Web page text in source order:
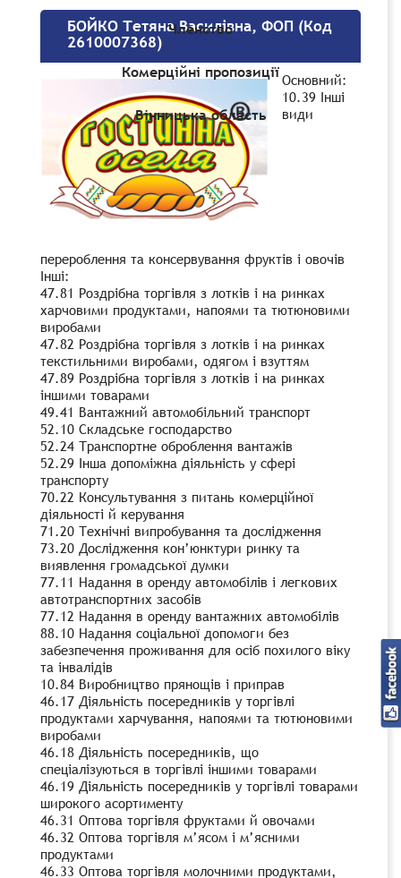
Членство
Комерційні пропозиції
Вінницька область
БОЙКО Тетяна Василівна, ФОП (Код
2610007368)
Основний:
10.39 Інші
види
перероблення та консервування фруктів і овочів
Інші:
47.81 Роздрібна торгівля з лотків і на ринках
харчовими продуктами, напоями та тютюновими
виробами
47.82 Роздрібна торгівля з лотків і на ринках
текстильними виробами, одягом і взуттям
47.89 Роздрібна торгівля з лотків і на ринках
іншими товарами
49.41 Вантажний автомобільний транспорт
52.10 Складське господарство
52.24 Транспортне оброблення вантажів
52.29 Інша допоміжна діяльність у сфері
транспорту
70.22 Консультування з питань комерційної
діяльності й керування
71.20 Технічні випробування та дослідження
73.20 Дослідження кон’юнктури ринку та
виявлення громадської думки
77.11 Надання в оренду автомобілів і легкових
автотранспортних засобів
77.12 Надання в оренду вантажних автомобілів
88.10 Надання соціальної допомоги без
забезпечення проживання для осіб похилого віку
та інвалідів
10.84 Виробництво прянощів і приправ
46.17 Діяльність посередників у торгівлі
продуктами харчування, напоями та тютюновими
виробами
46.18 Діяльність посередників, що
спеціалізуються в торгівлі іншими товарами
46.19 Діяльність посередників у торгівлі товарами
широкого асортименту
46.31 Оптова торгівля фруктами й овочами
46.32 Оптова торгівля м’ясом і м’ясними
продуктами
46.33 Оптова торгівля молочними продуктами,